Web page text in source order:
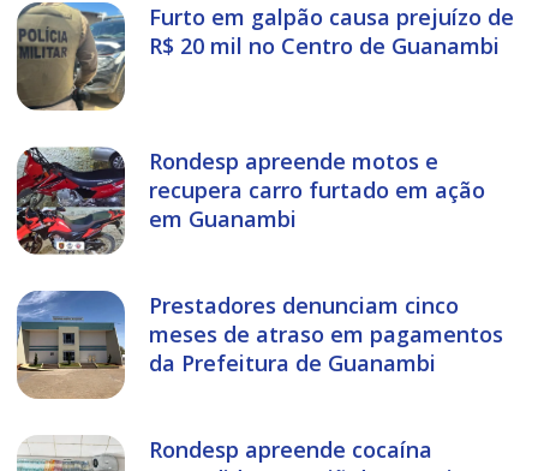
Furto em galpão causa prejuízo de
R$ 20 mil no Centro de Guanambi
Rondesp apreende motos e
recupera carro furtado em ação
em Guanambi
Prestadores denunciam cinco
meses de atraso em pagamentos
da Prefeitura de Guanambi
Rondesp apreende cocaína